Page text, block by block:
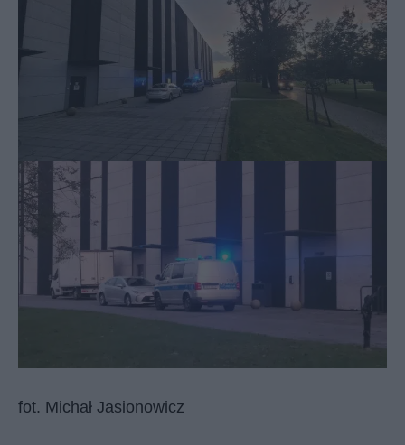
fot. Michał Jasionowicz